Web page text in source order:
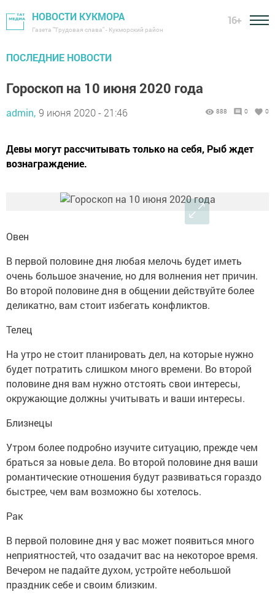
НОВОСТИ КУКМОРА
Газета "Трудовая слава" - Кукморский район
16+
ПОСЛЕДНИЕ НОВОСТИ
Гороскоп на 10 июня 2020 года
admin, 9 июня 2020 - 21:46 888 0 0
Девы могут рассчитывать только на себя, Рыб ждет
вознаграждение.
Овен
В первой половине дня любая мелочь будет иметь
очень большое значение, но для волнения нет причин.
Во второй половине дня в общении действуйте более
деликатно, вам стоит избегать конфликтов.
Телец
На утро не стоит планировать дел, на которые нужно
будет потратить слишком много времени. Во второй
половине дня вам нужно отстоять свои интересы,
окружающие должны учитывать и ваши интересы.
Близнецы
Утром более подробно изучите ситуацию, прежде чем
браться за новые дела. Во второй половине дня ваши
романтические отношения будут развиваться гораздо
быстрее, чем вам возможно бы хотелось.
Рак
В первой половине дня у вас может появиться много
неприятностей, что озадачит вас на некоторое время.
Вечером не падайте духом, устройте небольшой
праздник себе и своим близким.